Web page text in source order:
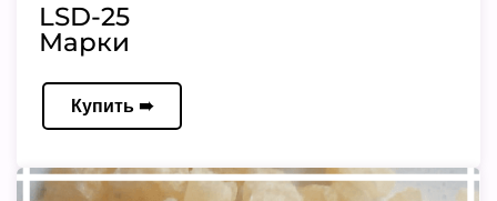
LSD-25
Марки
Купить ➠